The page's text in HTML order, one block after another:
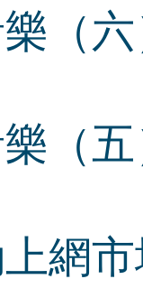
（
（
網